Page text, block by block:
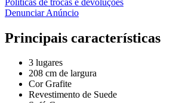
Denunciar Anúncio
Principais características
3 lugares
208 cm de largura
Cor Grafite
Revestimento de Suede